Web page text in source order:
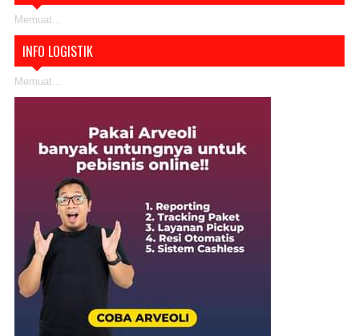
Memuat...
INFO LOGISTIK
Memuat...